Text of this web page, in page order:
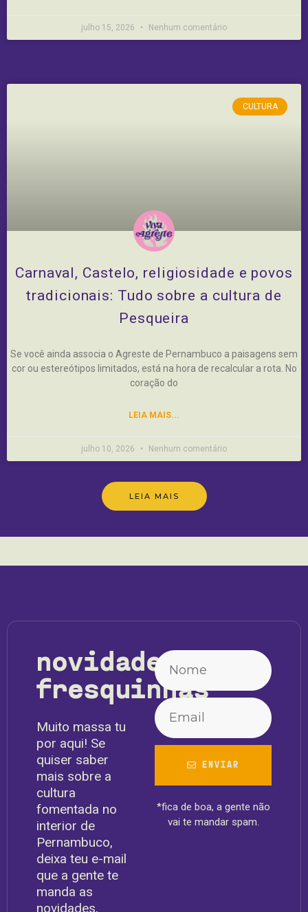
julho 15, 2026 Nenhum comentário
CULTURA
Carnaval, Castelo, religiosidade e povos
tradicionais: Tudo sobre a cultura de
Pesqueira
Se você ainda associa o Agreste de Pernambuco a paisagens sem
cor ou estereótipos limitados, está na hora de recalcular a rota. No
coração do
LEIA MAIS...
julho 10, 2026 Nenhum comentário
LEIA MAIS
novidades
fresquinhas
Muito massa tu
por aqui! Se
quiser saber
mais sobre a
cultura
fomentada no
interior de
Pernambuco,
deixa teu e-mail
que a gente te
manda as
novidades,
ENVIAR
*fica de boa, a gente não
vai te mandar spam.